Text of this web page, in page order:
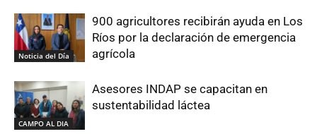
Noticia del Día
900 agricultores recibirán ayuda en Los
Ríos por la declaración de emergencia
agrícola
CAMPO AL DIA
Asesores INDAP se capacitan en
sustentabilidad láctea